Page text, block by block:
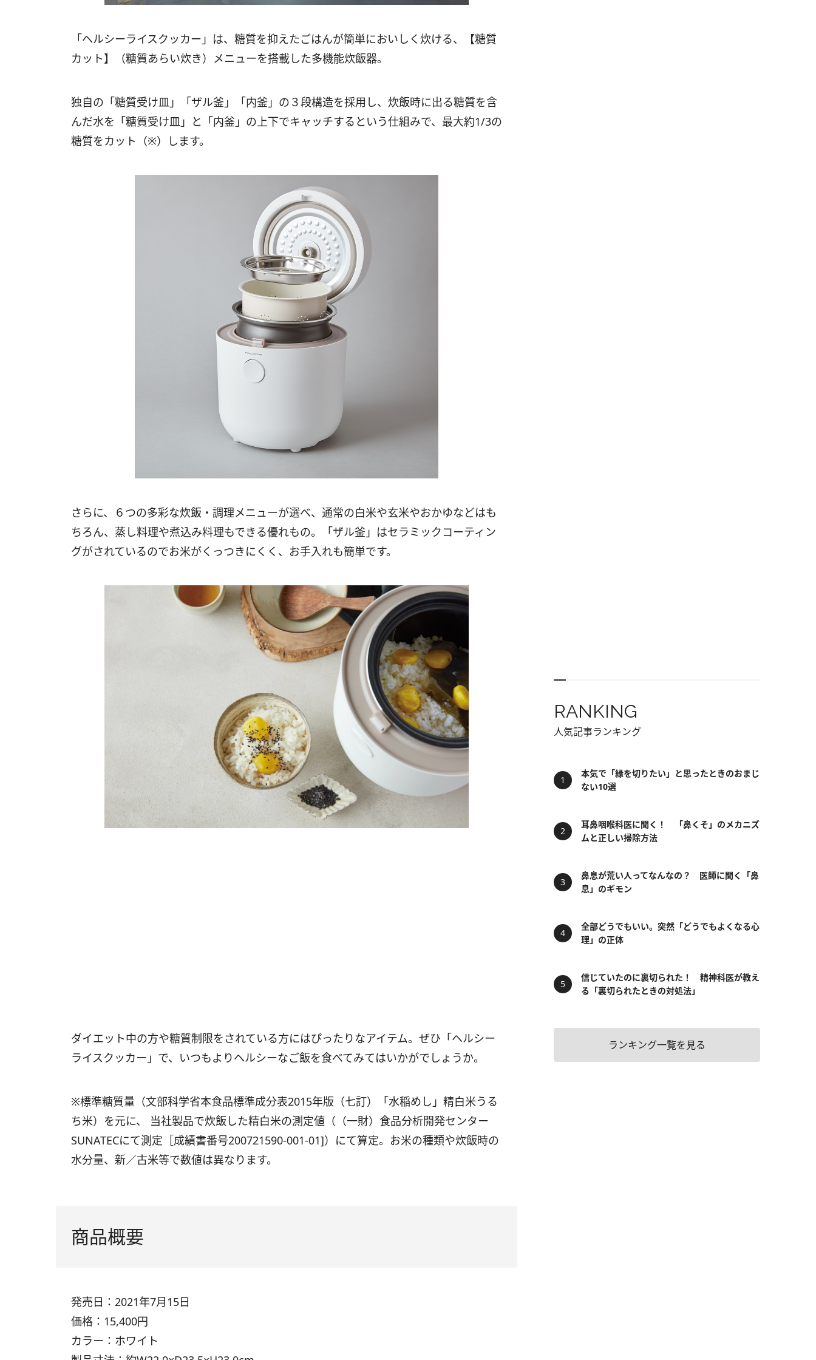
「ヘルシーライスクッカー」は、糖質を抑えたごはんが簡単においしく炊ける、【糖質
カット】（糖質あらい炊き）メニューを搭載した多機能炊飯器。
独自の「糖質受け皿」「ザル釜」「内釜」の３段構造を採用し、炊飯時に出る糖質を含
んだ水を「糖質受け皿」と「内釜」の上下でキャッチするという仕組みで、最大約1/3の
糖質をカット（※）します。
さらに、６つの多彩な炊飯・調理メニューが選べ、通常の白米や玄米やおかゆなどはも
ちろん、蒸し料理や煮込み料理もできる優れもの。「ザル釜」はセラミックコーティン
グがされているのでお米がくっつきにくく、お手入れも簡単です。
ダイエット中の方や糖質制限をされている方にはぴったりなアイテム。ぜひ「ヘルシー
ライスクッカー」で、いつもよりヘルシーなご飯を食べてみてはいかがでしょうか。
※標準糖質量（文部科学省本食品標準成分表2015年版（七訂）「水稲めし」精白米うる
ち米）を元に、 当社製品で炊飯した精白米の測定値（（一財）食品分析開発センター
SUNATECにて測定［成績書番号200721590-001-01]）にて算定。お米の種類や炊飯時の
水分量、新／古米等で数値は異なります。
商品概要
発売日：2021年7月15日
価格：15,400円
カラー：ホワイト
RANKING
人気記事ランキング
本気で「縁を切りたい」と思ったときのおまじ
ない10選
耳鼻咽喉科医に聞く！ 「鼻くそ」のメカニズ
ムと正しい掃除方法
鼻息が荒い人ってなんなの？ 医師に聞く「鼻
息」のギモン
全部どうでもいい。突然「どうでもよくなる心
理」の正体
信じていたのに裏切られた！ 精神科医が教え
る「裏切られたときの対処法」
ランキング一覧を見る